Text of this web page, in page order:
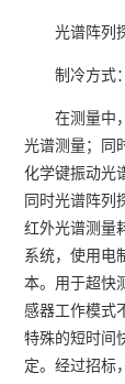
光谱阵列
制冷方式
在测量中
光谱测量；同
化学键振动光
同时光谱阵列
红外光谱测量
系统，使用电
本。用于超快
感器工作模式
特殊的短时间
定。经过招标